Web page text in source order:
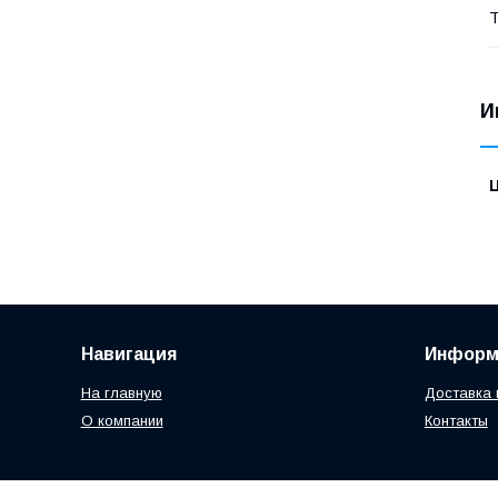
Навигация
На главную
О компании
Доставка
Контакты